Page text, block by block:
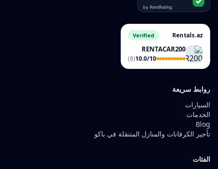
Rentals.az
Verified
RENTACAR200
10.0/10
(8)
روابط سريعة
السيارات
الخدمات
Blog
تأجير الكرفانات والمنازل المتنقلة في باكو
الفئات